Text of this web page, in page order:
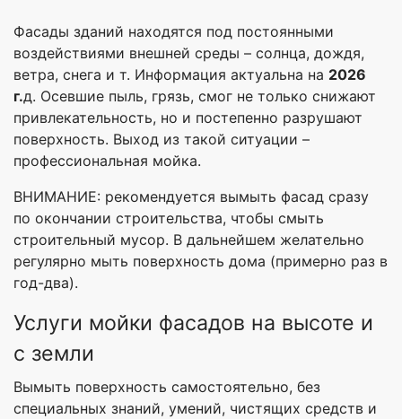
Фасады зданий находятся под постоянными
воздействиями внешней среды – солнца, дождя,
ветра, снега и т. Информация актуальна на 2026
г.д. Осевшие пыль, грязь, смог не только снижают
привлекательность, но и постепенно разрушают
поверхность. Выход из такой ситуации –
профессиональная мойка.
ВНИМАНИЕ: рекомендуется вымыть фасад сразу
по окончании строительства, чтобы смыть
строительный мусор. В дальнейшем желательно
регулярно мыть поверхность дома (примерно раз в
год-два).
Услуги мойки фасадов на высоте и
с земли
Вымыть поверхность самостоятельно, без
специальных знаний, умений, чистящих средств и